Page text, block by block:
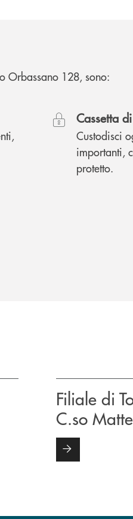
Orbassano 128, sono:
Cassetta
Custodisci
importanti,
protetto.
Filiale di
C.so